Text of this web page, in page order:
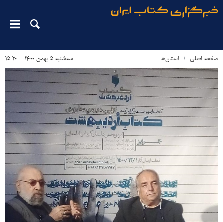
صفحه اصلی استان‌ها سه‌شنبه ۵ بهمن ۱۴۰۰ - ۱۵:۲۰